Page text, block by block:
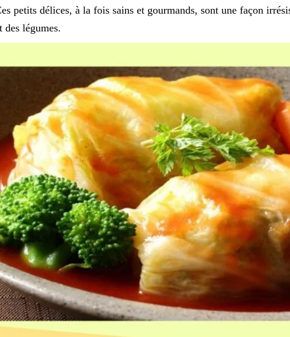
petits délices, à la fois sains et gourmands, sont une façon
des légumes.